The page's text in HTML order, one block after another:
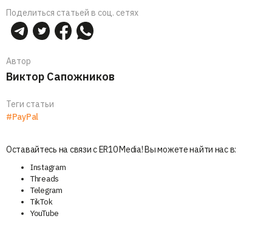
Поделиться статьей в соц. сетях
Автор
Виктор Сапожников
Теги статьи
#PayPal
Оставайтесь на связи с ER10 Media! Вы можете найти нас в:
Instagram
Threads
Telegram
TikTok
YouTube